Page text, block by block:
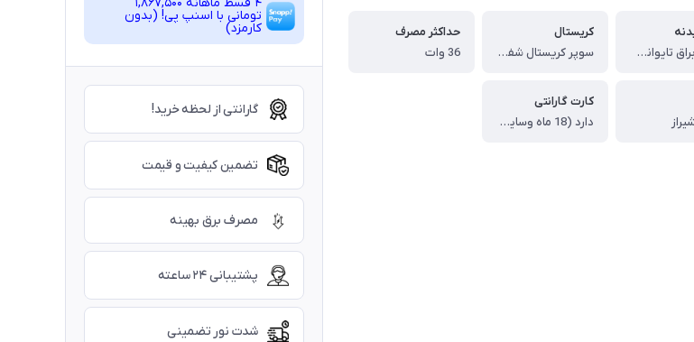
استیل براق تایوانی ضد خش و ضد زنگ
کریستال
سوپر کریستال شفاف شیشه ای 20 در 120 یا 20 در 150 یا 20 در 200 میلیمتر خارجی
حداکثر مصرف
36 وات
کارت گارانتی
دارد (18 ماه وسایل برقی و 5 سال بدنه)
تومانی با اسنپ ‌پی! (بدون
کارمزد)
گارانتی از لحظه خرید!
تضمین کیفیت و قیمت
مصرف برق بهینه
پشتیبانی ۲۴ ساعته
شدت نور تضمینی